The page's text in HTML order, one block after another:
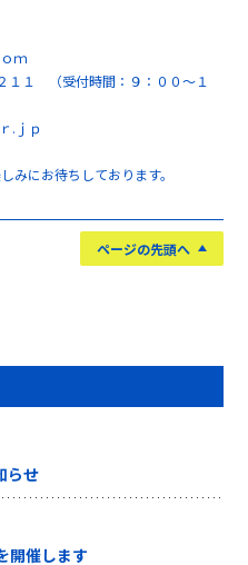
ｍ
１１ （受付時間：９：００～１
.ｊｐ
みにお待ちしております。
ページの先頭へ
らせ
開催します